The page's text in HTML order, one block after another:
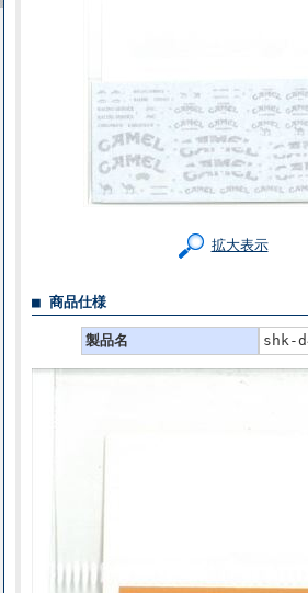
拡大表示
■ 商品仕様
製品名 shk-